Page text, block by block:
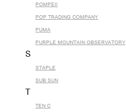
POMPEII
POP TRADING COMPANY
PUMA
PURPLE MOUNTAIN OBSERVATORY
S
STAPLE
SUB SUN
TEN C